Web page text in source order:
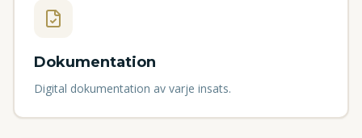
Dokumentation
Digital dokumentation av varje insats.